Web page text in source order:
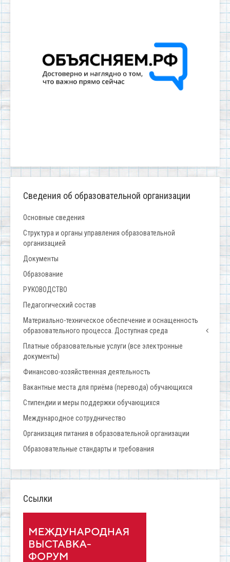
Сведения об образовательной организации
Основные сведения
Структура и органы управления образовательной
организацией
Документы
Образование
РУКОВОДСТВО
Педагогический состав
Материально-техническое обеспечение и оснащенность
образовательного процесса. Доступная среда
Платные образовательные услуги (все электронные
документы)
Финансово-хозяйственная деятельность
Вакантные места для приёма (перевода) обучающихся
Стипендии и меры поддержки обучающихся
Международное сотрудничество
Организация питания в образовательной организации
Образовательные стандарты и требования
Ссылки